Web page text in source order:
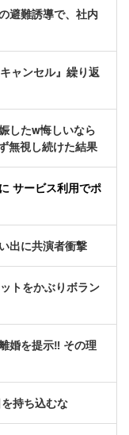
避難誘導で、社内
ャンセル』繰り返
したw悔しいなら
無視し続けた結果
サービス利用でポ
出に共演者衝撃
トをかぶりボラン
婚を提示‼ その理
持ち込むな